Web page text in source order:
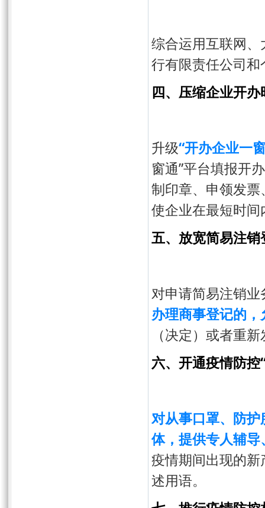
综合运用互联网
行有限责任公司和
四、压缩企业开办
升级“开办企业一
窗通”平台填报开
制印章、申领发
使企业在最短时
五、放宽简易注
对申请简易注销
办理商事登记的
（决定）或者重
六、开通疫情防控
对从事口罩、防
体，提供专人辅
疫情期间出现的新
述用语。